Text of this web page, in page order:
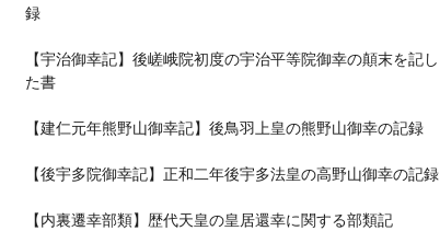
録
【宇治御幸記】後嵯峨院初度の宇治平等院御幸の顛末を記し
た書
【建仁元年熊野山御幸記】後鳥羽上皇の熊野山御幸の記録
【後宇多院御幸記】正和二年後宇多法皇の高野山御幸の記録
【内裏遷幸部類】歴代天皇の皇居還幸に関する部類記